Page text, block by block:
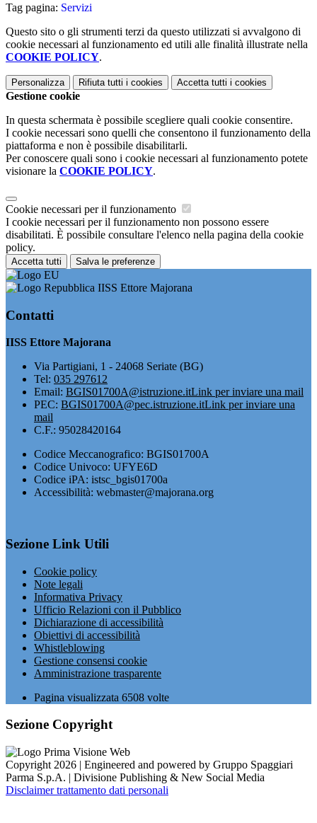
Tag pagina: Servizi
Questo sito o gli strumenti terzi da questo utilizzati si avvalgono di
cookie necessari al funzionamento ed utili alle finalità illustrate nella
COOKIE POLICY.
Personalizza Rifiuta tutti i cookies Accetta tutti i cookies
Gestione cookie
In questa schermata è possibile scegliere quali cookie consentire.
I cookie necessari sono quelli che consentono il funzionamento della
piattaforma e non è possibile disabilitarli.
Per conoscere quali sono i cookie necessari al funzionamento potete
visionare la COOKIE POLICY.
Cookie necessari per il funzionamento
I cookie necessari per il funzionamento non possono essere
disabilitati. È possibile consultare l'elenco nella pagina della cookie
policy.
Accetta tutti Salva le preferenze
IISS Ettore Majorana
Contatti
IISS Ettore Majorana
Via Partigiani, 1 - 24068 Seriate (BG)
Tel: 035 297612
Email: BGIS01700A@istruzione.itLink per inviare una mail
PEC: BGIS01700A@pec.istruzione.itLink per inviare una
mail
C.F.: 95028420164
Codice Meccanografico: BGIS01700A
Codice Univoco: UFYE6D
Codice iPA: istsc_bgis01700a
Accessibilità: webmaster@majorana.org
Sezione Link Utili
Cookie policy
Note legali
Informativa Privacy
Ufficio Relazioni con il Pubblico
Dichiarazione di accessibilità
Obiettivi di accessibilità
Whistleblowing
Gestione consensi cookie
Amministrazione trasparente
Pagina visualizzata 6508 volte
Sezione Copyright
Copyright 2026 | Engineered and powered by Gruppo Spaggiari
Parma S.p.A. | Divisione Publishing & New Social Media
Disclaimer trattamento dati personali